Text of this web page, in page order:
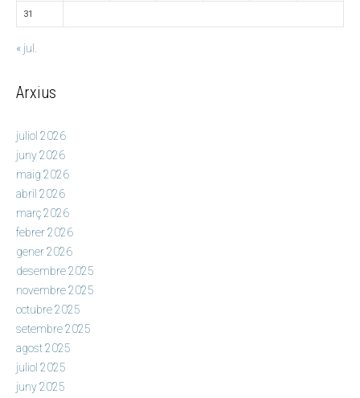
31
« jul.
Arxius
juliol 2026
juny 2026
maig 2026
abril 2026
març 2026
febrer 2026
gener 2026
desembre 2025
novembre 2025
octubre 2025
setembre 2025
agost 2025
juliol 2025
juny 2025